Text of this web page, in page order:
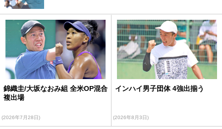
錦織圭/大坂なおみ組 全米OP混合
複出場
(2026年7月28日)
インハイ男子団体 4強出揃う
(2026年8月3日)